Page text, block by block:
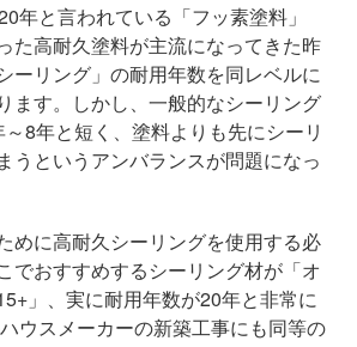
年と言われている「フッ素塗料」
た高耐久塗料が主流になってきた昨
ーリング」の耐用年数を同レベルに
ます。しかし、一般的なシーリング
8年と短く、塗料よりも先にシーリ
うというアンバランスが問題になっ
めに高耐久シーリングを使用する必
でおすすめするシーリング材が「オ
」、実に耐用年数が20年と非常に
ウスメーカーの新築工事にも同等の